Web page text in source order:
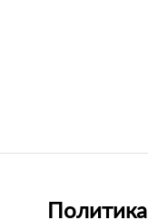
Политика